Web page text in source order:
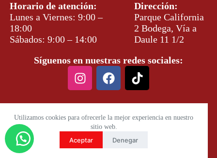
Utilizamos cookies para ofrecerle la mejor experiencia en nuestro
sitio web.
Aceptar Denegar
Horario de atención:
Lunes a Viernes: 9:00 –
18:00
Sábados: 9:00 – 14:00
Dirección:
Parque California
2 Bodega, Vía a
Daule 11 1/2
Síguenos en nuestras redes sociales: